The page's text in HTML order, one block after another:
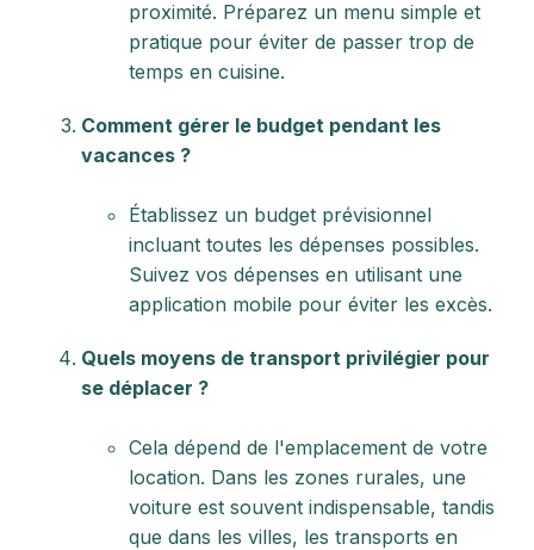
proximité. Préparez un menu simple et
pratique pour éviter de passer trop de
temps en cuisine.
Comment gérer le budget pendant les
vacances ?
Établissez un budget prévisionnel
incluant toutes les dépenses possibles.
Suivez vos dépenses en utilisant une
application mobile pour éviter les excès.
Quels moyens de transport privilégier pour
se déplacer ?
Cela dépend de l'emplacement de votre
location. Dans les zones rurales, une
voiture est souvent indispensable, tandis
que dans les villes, les transports en